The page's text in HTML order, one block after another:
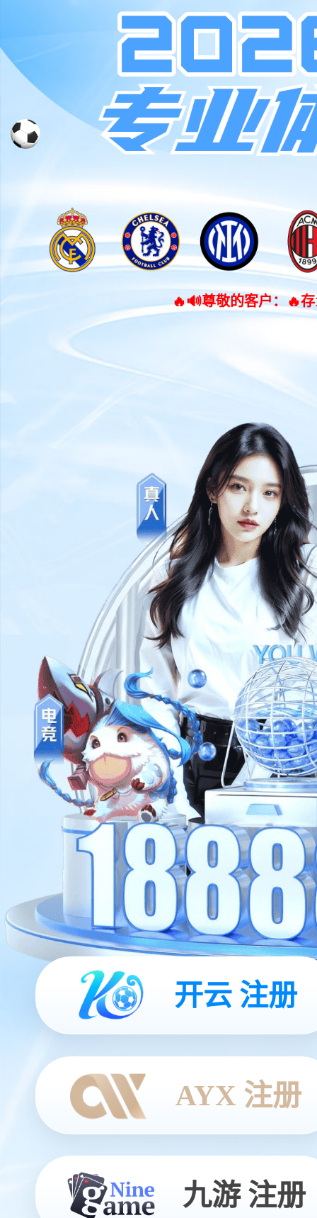
🔥🔊尊敬的客户：🔥存100元送
开云 注册
AYX 注册
九游 注册